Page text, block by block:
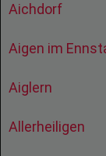
Aichdorf
Aigen im
Aiglern
Allerheiligen